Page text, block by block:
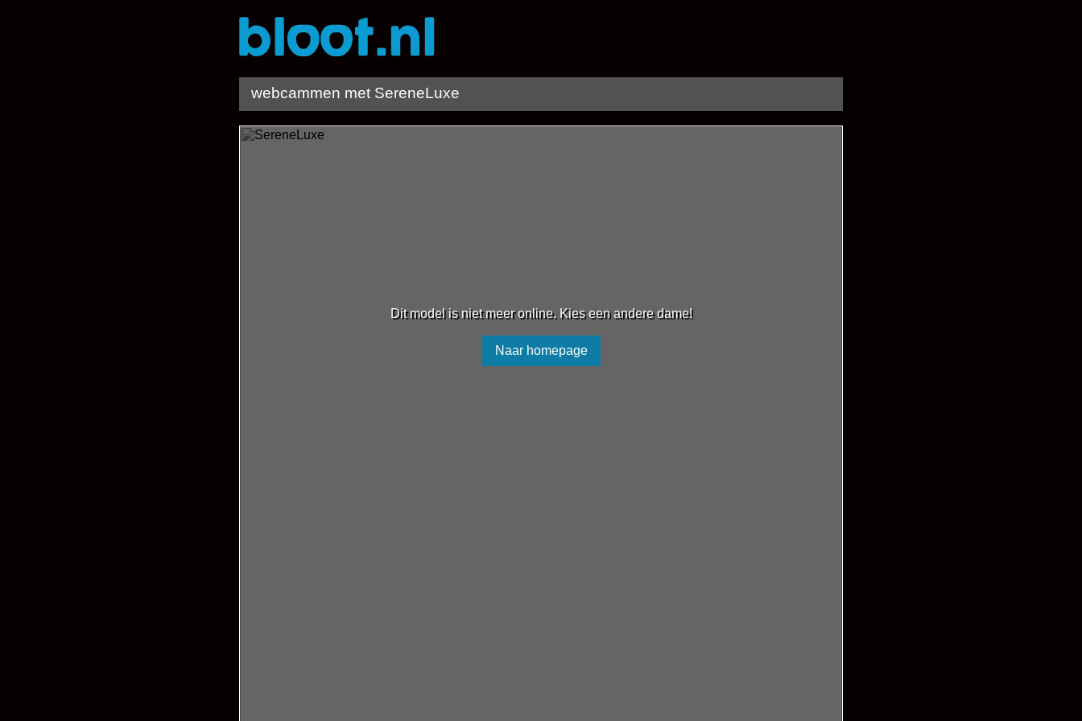
webcammen met SereneLuxe
Dit model is niet meer online. Kies een andere dame!
Naar homepage